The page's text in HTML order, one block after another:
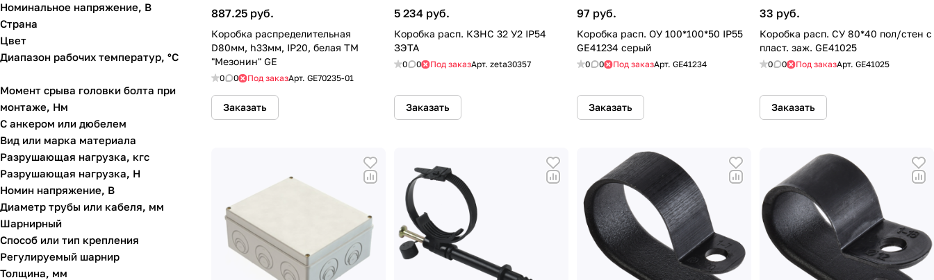
887.25 руб.
Коробка распределительная
D80мм, h33мм, IP20, белая ТМ
"Мезонин" GE
0 0 Под заказАрт. GE70235-01
Заказать
5 234 руб.
Коробка расп. КЗНС 32 У2 IP54
ЗЭТА
0 0 Под заказАрт. zeta30357
Заказать
97 руб.
Коробка расп. ОУ 100*100*50 IP55
GE41234 серый
0 0 Под заказАрт. GE41234
Заказать
33 руб.
Коробка расп. СУ 80*40 пол/стен с
пласт. заж. GE41025
0 0 Под заказАрт. GE41025
Заказать
Номинальное напряжение, В
Страна
Цвет
Диапазон рабочих температур, °C
Момент срыва головки болта при
монтаже, Нм
С анкером или дюбелем
Вид или марка материала
Разрушающая нагрузка, кгс
Разрушающая нагрузка, Н
Номин напряжение, В
Диаметр трубы или кабеля, мм
Шарнирный
Способ или тип крепления
Регулируемый шарнир
Толщина, мм